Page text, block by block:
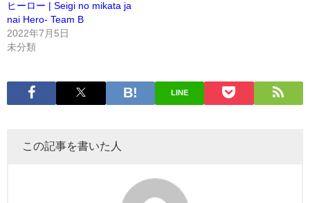
ヒーロー | Seigi no mikata ja
nai Hero- Team B
2022年7月5日
未分類
LINE
この記事を書いた人